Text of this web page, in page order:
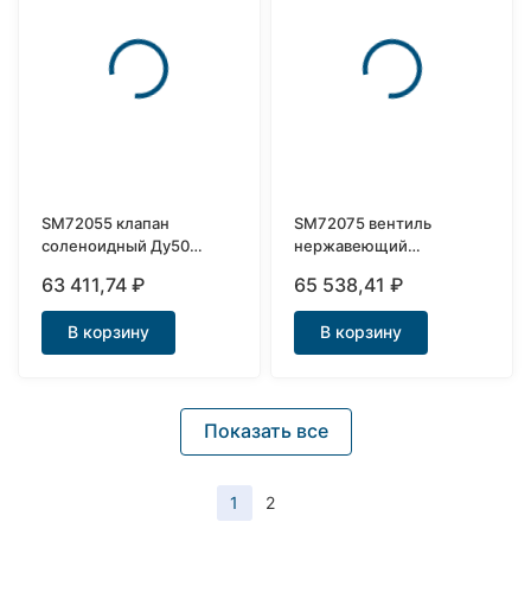
SM72055 клапан
соленоидный Ду50
63 411,74₽
В корзину
SM72075 вентиль
нержавеющий
открытый
65 538,41₽
В корзину
Показать все
1 2